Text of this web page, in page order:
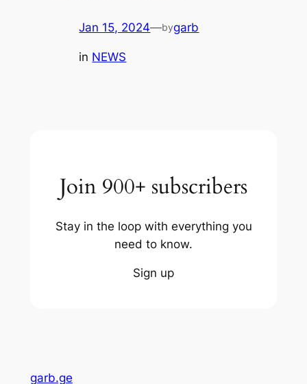
Jan 15, 2024—bygarb
in NEWS
Join 900+ subscribers
Stay in the loop with everything you
need to know.
Sign up
garb.ge